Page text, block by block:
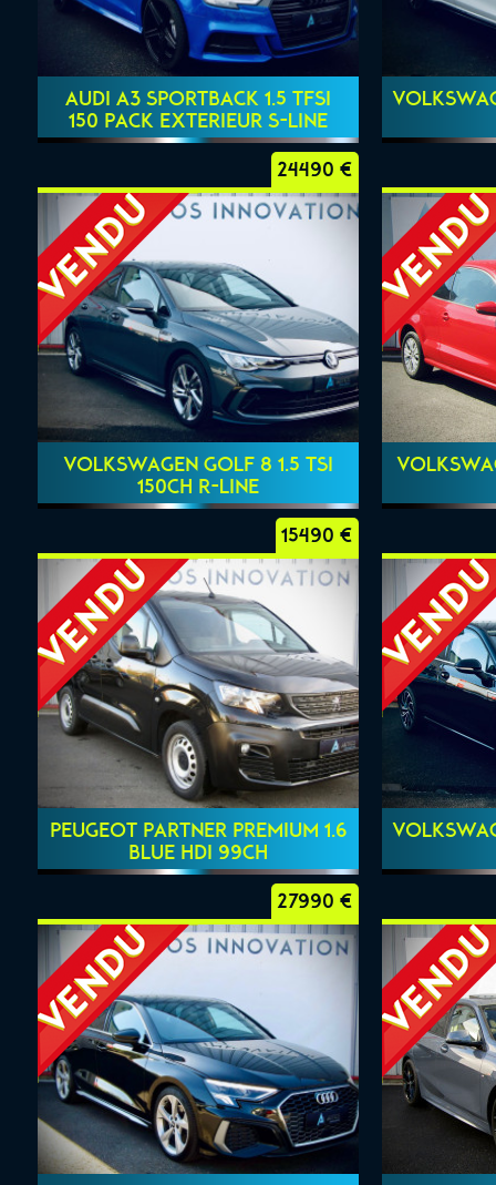
AUDI A3 SPORTBACK 1.5 TFSI
150 PACK EXTERIEUR S-LINE
24490 €
VOLKSWAGEN GOLF 8 1.5 TSI
150CH R-LINE
15490 €
PEUGEOT PARTNER PREMIUM 1.6
BLUE HDI 99CH
27990 €